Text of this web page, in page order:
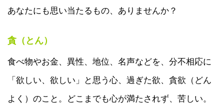
あなたにも思い当たるもの、ありませんか？
貪（とん）
食べ物やお金、異性、地位、名声などを、分不相応に
「欲しい、欲しい」と思う心、過ぎた欲、貪欲（どん
よく）のこと。どこまでも心が満たされず、苦しい。